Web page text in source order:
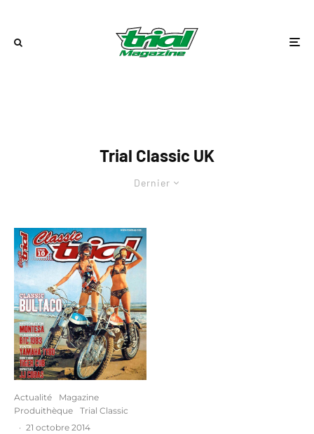
Trial Classic UK
Dernier
Actualité
Magazine
Produithèque
Trial Classic
· 21 octobre 2014